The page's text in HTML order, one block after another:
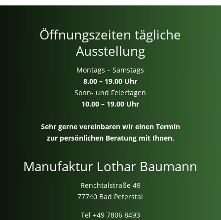
Öffnungszeiten tägliche
Ausstellung
Montags – Samstags
8.00 – 19.00 Uhr
Sonn- und Feiertagen
10.00 – 19.00 Uhr
Sehr gerne vereinbaren wir einen Termin
zur persönlichen Beratung mit Ihnen.
Manufaktur Lothar Baumann
Renchtalstraße 49
77740 Bad Peterstal
Tel +49 7806 8493